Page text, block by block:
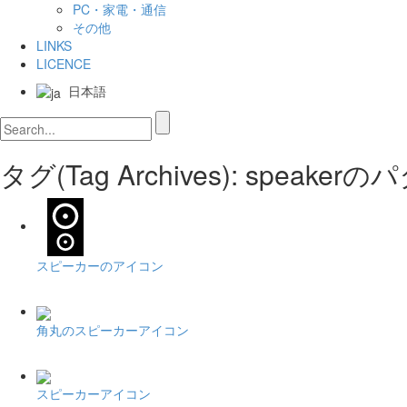
PC・家電・通信
その他
LINKS
LICENCE
日本語
タグ(Tag Archives): speakerの
スピーカーのアイコン
角丸のスピーカーアイコン
スピーカーアイコン